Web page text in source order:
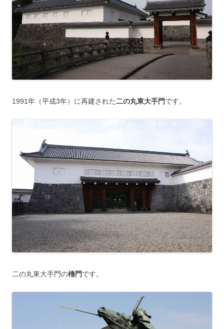
1991年（平成3年）に再建された二の丸東大手門です。
二の丸東大手門の櫓門です。